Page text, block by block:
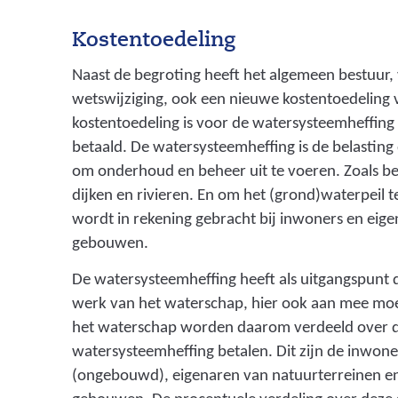
Kostentoedeling
Naast de begroting heeft het algemeen bestuur,
wetswijziging, ook een nieuwe kostentoedeling
kostentoedeling is voor de
betaald. De watersysteemheffing is de
om onderhoud en beheer uit te voeren. Zoals
dijken en rivieren. En om het (grond)waterpeil
wordt in rekening gebracht bij inwoners en
gebouwen.
De watersysteemheffing heeft als uitgangspunt
werk van het waterschap, hier ook aan mee
het waterschap worden daarom verdeeld over
watersysteemheffing betalen. Dit zijn de
(ongebouwd), eigenaren van natuurterreinen